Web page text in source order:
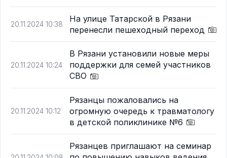
20.11.2024 10:38
На улице Татарской в Рязани
перенесли пешеходный переход
20.11.2024 10:24
В Рязани установили новые меры
поддержки для семей участников
СВО
20.11.2024 10:12
Рязанцы пожаловались на
огромную очередь к травматологу
в детской поликлинике №6
Рязанцев приглашают на семинар